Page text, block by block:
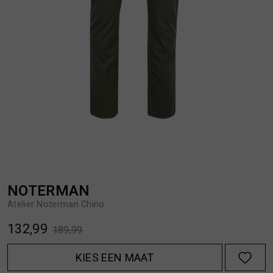
NOTERMAN
Atelier Noterman Chino
132,99 189,99
KIES EEN MAAT